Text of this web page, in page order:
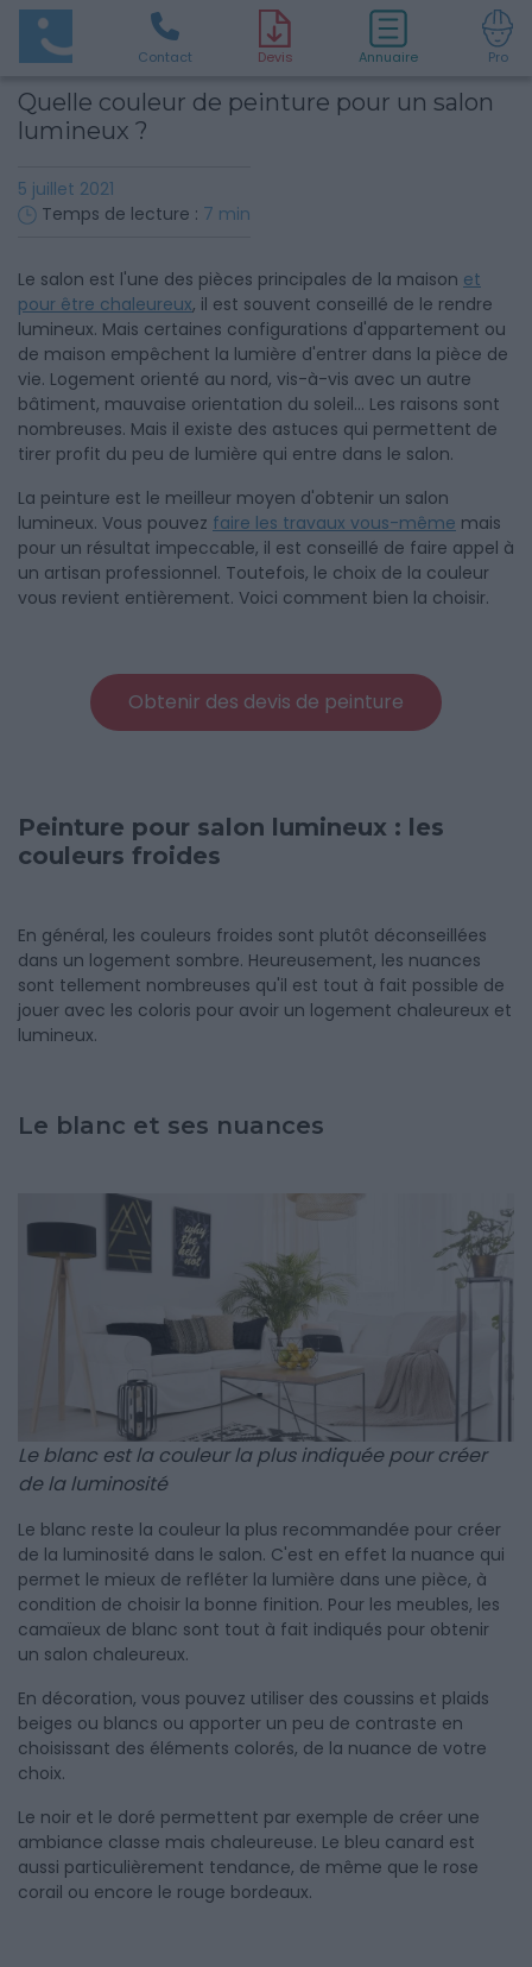
Contact Devis Annuaire Pro
Quelle couleur de peinture pour un salon
lumineux ?
5 juillet 2021
Temps de lecture : 7 min
Le salon est l'une des pièces principales de la maison et
pour être chaleureux, il est souvent conseillé de le rendre
lumineux. Mais certaines configurations d'appartement ou
de maison empêchent la lumière d'entrer dans la pièce de
vie. Logement orienté au nord, vis-à-vis avec un autre
bâtiment, mauvaise orientation du soleil... Les raisons sont
nombreuses. Mais il existe des astuces qui permettent de
tirer profit du peu de lumière qui entre dans le salon.
La peinture est le meilleur moyen d'obtenir un salon
lumineux. Vous pouvez faire les travaux vous-même mais
pour un résultat impeccable, il est conseillé de faire appel à
un artisan professionnel. Toutefois, le choix de la couleur
vous revient entièrement. Voici comment bien la choisir.
Obtenir des devis de peinture
Peinture pour salon lumineux : les
couleurs froides
En général, les couleurs froides sont plutôt déconseillées
dans un logement sombre. Heureusement, les nuances
sont tellement nombreuses qu'il est tout à fait possible de
jouer avec les coloris pour avoir un logement chaleureux et
lumineux.
Le blanc et ses nuances
Le blanc est la couleur la plus indiquée pour créer
de la luminosité
Le blanc reste la couleur la plus recommandée pour créer
de la luminosité dans le salon. C'est en effet la nuance qui
permet le mieux de refléter la lumière dans une pièce, à
condition de choisir la bonne finition. Pour les meubles, les
camaïeux de blanc sont tout à fait indiqués pour obtenir
un salon chaleureux.
En décoration, vous pouvez utiliser des coussins et plaids
beiges ou blancs ou apporter un peu de contraste en
choisissant des éléments colorés, de la nuance de votre
choix.
Le noir et le doré permettent par exemple de créer une
ambiance classe mais chaleureuse. Le bleu canard est
aussi particulièrement tendance, de même que le rose
corail ou encore le rouge bordeaux.